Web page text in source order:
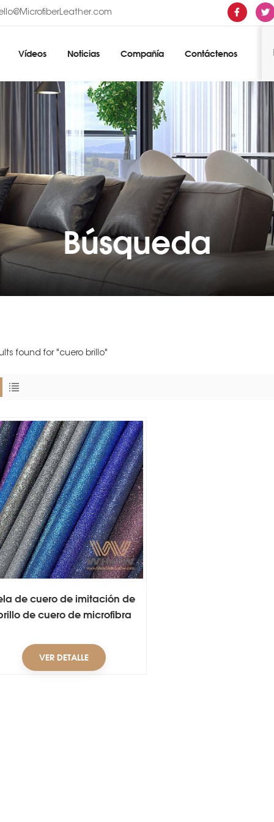
Vídeos Noticias Compañía Contáctenos
Búsqueda
found for "cuero brillo"
de cuero de imitación de
de cuero de microfibra
VER DETALLE